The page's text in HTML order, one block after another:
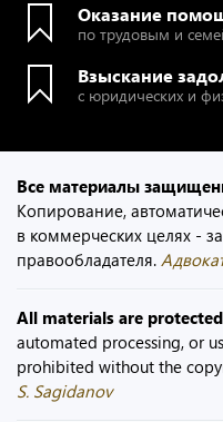
Оказание
по трудовым и
Взыскание
с юридических и
Все материалы
Копирование,
в коммерческих целях -
правообладателя.
All materials are
automated processing, or
prohibited without the
S. Sagidanov